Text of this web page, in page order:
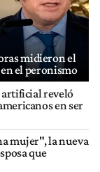
midieron el
el peronismo
reveló
en ser
mujer", la nueva
que